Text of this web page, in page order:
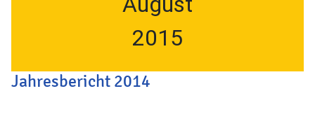
2015
Jahresbericht 2014